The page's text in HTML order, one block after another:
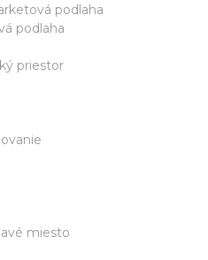
podlaha
podlaha
priestor
miesto